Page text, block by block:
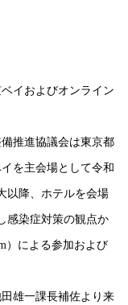
イおよびオンライン
推進協議会は東京都
を主会場として令和
以降、ホテルを会場
感染症対策の観点か
）による参加および
雄一課長補佐より来